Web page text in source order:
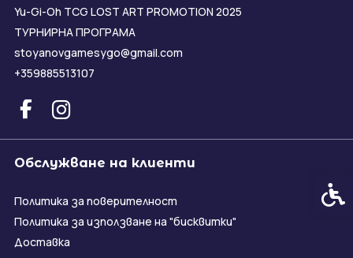
Yu-Gi-Oh TCG LOST ART PROMOTION 2025
ТУРНИРНА ПРОГРАМА
stoyanovgamesygo@gmail.com
+359885513107
Обслужване на клиенти
Политика за поверителност
Политика за използване на "бисквитки"
Доставка